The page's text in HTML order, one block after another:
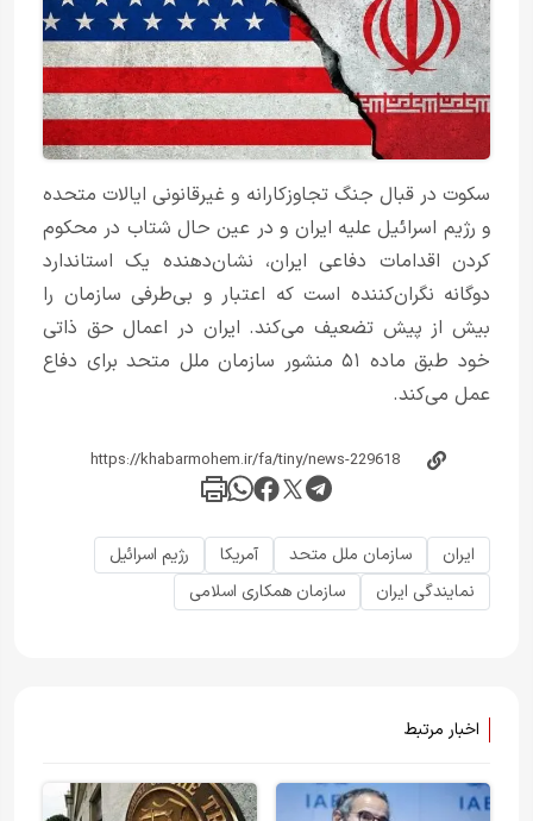
سکوت در قبال جنگ تجاوزکارانه و غیرقانونی ایالات متحده
و رژیم اسرائیل علیه ایران و در عین حال شتاب در محکوم
کردن اقدامات دفاعی ایران، نشان‌دهنده یک استاندارد
دوگانه نگران‌کننده است که اعتبار و بی‌طرفی سازمان را
بیش از پیش تضعیف می‌کند. ایران در اعمال حق ذاتی
خود طبق ماده ۵۱ منشور سازمان ملل متحد برای دفاع
عمل می‌کند.
ایران سازمان ملل متحد آمریکا
رژیم اسرائیل
نمایندگی ایران
سازمان همکاری اسلامی
اخبار مرتبط